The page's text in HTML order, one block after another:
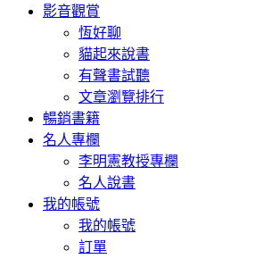
影音觀賞
恆好聊
貓起來說書
有聲書試聽
文章瀏覽排行
暢銷書籍
名人專欄
李明憲教授專欄
名人說書
我的帳號
我的帳號
訂單